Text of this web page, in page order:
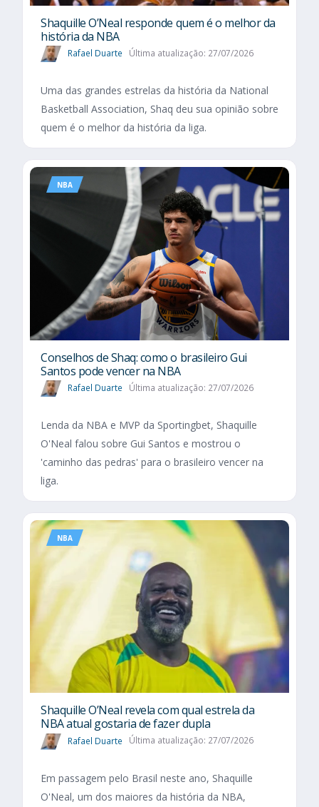
Shaquille O’Neal responde quem é o melhor da
história da NBA
Rafael Duarte Última atualização: 27/07/2026
Uma das grandes estrelas da história da National
Basketball Association, Shaq deu sua opinião sobre
quem é o melhor da história da liga.
NBA
Conselhos de Shaq: como o brasileiro Gui
Santos pode vencer na NBA
Rafael Duarte Última atualização: 27/07/2026
Lenda da NBA e MVP da Sportingbet, Shaquille
O'Neal falou sobre Gui Santos e mostrou o
'caminho das pedras' para o brasileiro vencer na
liga.
NBA
Shaquille O’Neal revela com qual estrela da
NBA atual gostaria de fazer dupla
Rafael Duarte Última atualização: 27/07/2026
Em passagem pelo Brasil neste ano, Shaquille
O'Neal, um dos maiores da história da NBA,